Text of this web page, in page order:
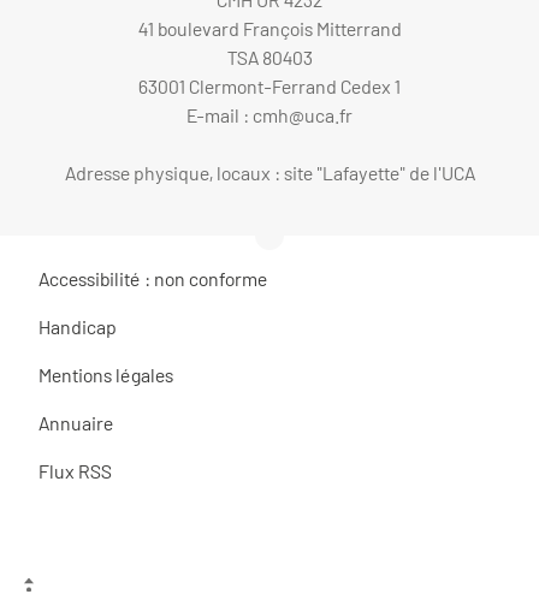
41 boulevard François Mitterrand
TSA 80403
63001 Clermont-Ferrand Cedex 1
E-mail : cmh@uca.fr
Adresse physique, locaux : site "Lafayette" de l'UCA
Accessibilité : non conforme
Handicap
Mentions légales
Annuaire
Flux RSS